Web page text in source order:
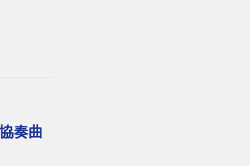
奏曲